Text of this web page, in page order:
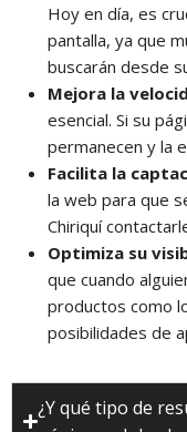
Hoy en día, es
pantalla, ya que
buscarán desde
Mejora la
esencial. Si su
permanecen y la
Facilita la
la web para que
Chiriquí
Optimiza su
que cuando
productos como
posibilidades de
¿Y qué tipo de